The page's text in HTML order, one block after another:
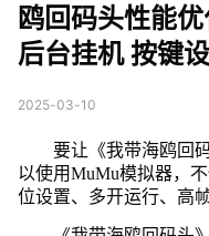
鸥回码头性能
后台挂机 按键
2025-03-10
要让《我带海鸥回
以使用MuMu模拟器，
位设置、多开运行、高